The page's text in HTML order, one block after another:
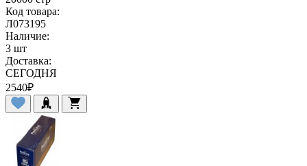
Код товара:
Л073195
Наличие:
3 шт
Доставка:
СЕГОДНЯ
2540₽